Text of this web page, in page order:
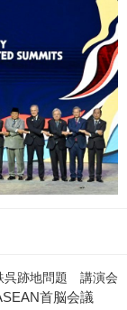
呉跡地問題 講演会
首脳会議